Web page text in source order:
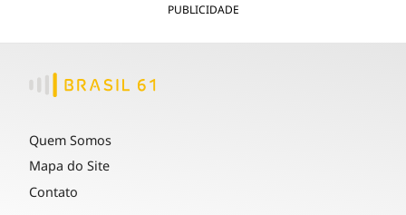
PUBLICIDADE
Quem Somos
Mapa do Site
Contato